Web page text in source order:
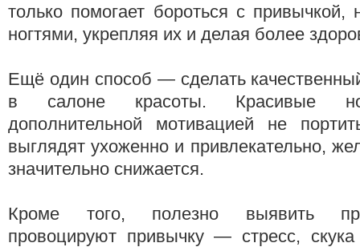
только помогает бороться с привычкой,
ногтями, укрепляя их и делая более
Ещё один способ — сделать
в салоне красоты. Красивые
дополнительной мотивацией не
выглядят ухоженно и привлекательно,
значительно снижается.
Кроме того, полезно выявить
провоцируют привычку — стресс, скука